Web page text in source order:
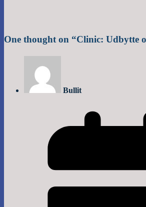
One thought on “Clinic: Udbytte
Bullit